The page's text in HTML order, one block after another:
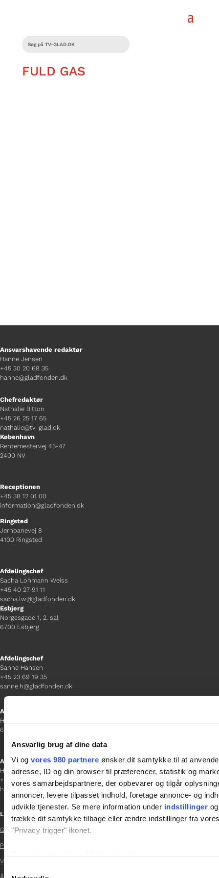
Ansvarlig brug af dine data
Vi og vores 980 partnere ønsker dit samtykke til at
adresse, ID og din browser til præferencer, statistik og
vores samarbejdspartnere, der opbevarer og tilgår
annoncer, levere tilpasset indhold, foretage annonce- og
udvikle tjenester. Se mere information under indstillinger
trække dit samtykke tilbage eller ændre indstillinger fra
"Privacy trigger" ikonet.
FULD GAS
Ansvarshavende redaktør
Hanne Jensen
+45 30 20 68 35
hanne@gladfonden.dk
Chefredaktør
Nathalie Bitton
+45 26 25 17 65
nathalie@tv-glad.dk
København
Rentemestervej 45-47
2400 NV
Receptionen
+45 38 12 01 00
information@gladfonden.dk
Ringsted
Jernbanevej 8
4100 Ringsted
Afdelingschef
Sacha Lohmann Weiss
+45 40 27 91 11
sacha.lw@gladfonden.dk
Esbjerg
Norgesgade 1, 2. sal
6700 Esbjerg
Afdelingschef
Sanne Hansen
+45 23 69 19 35
sanne.h@gladfonden.dk
Aabenraa
H P Hanssens Gade 23, 2.
6200 Aabenraa
Afdelingschef
Helene Teichert
+45 29 37 32 41
helene.t@gladfonden.dk
Links
Glad Fonden
Persondatapolitik
Vedtægter
